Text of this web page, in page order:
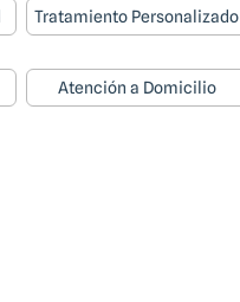
Tratamiento Personalizado
Atención a Domicilio